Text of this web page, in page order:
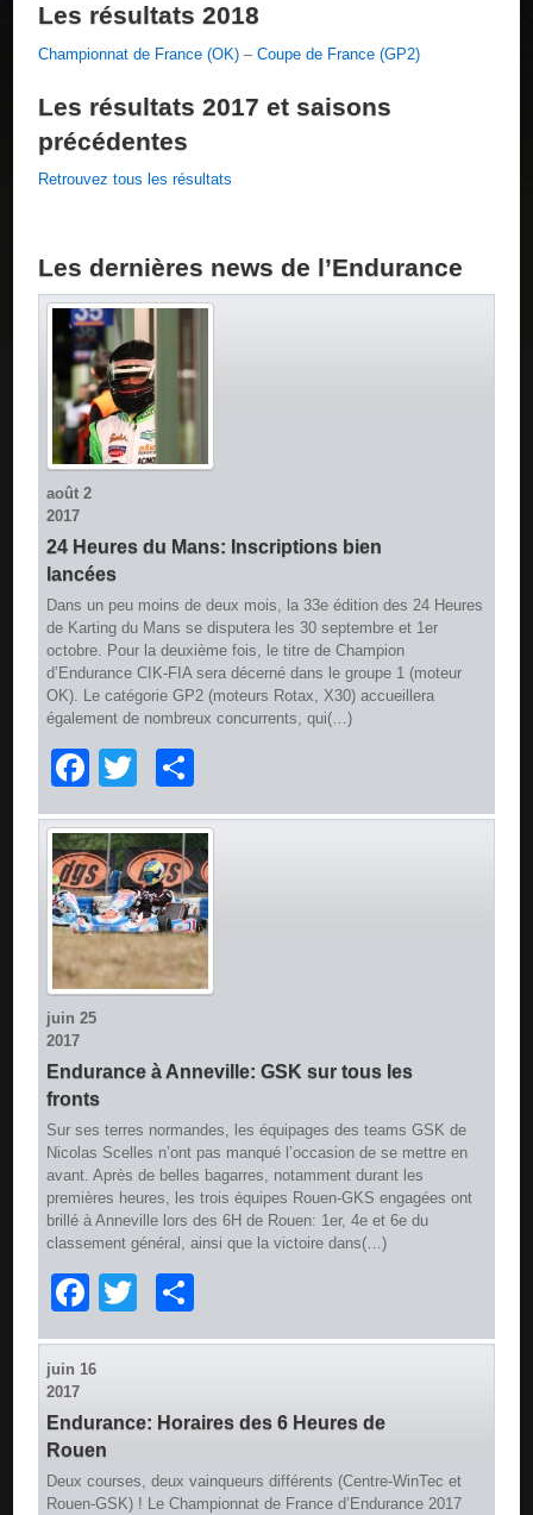
Les résultats 2018
Championnat de France (OK) –Coupe de France (GP2)
Les résultats 2017 et saisons
précédentes
Retrouvez tous les résultats
Les dernières news de l’Endurance
août 2
2017
24 Heures du Mans: Inscriptions bien
lancées
Dans un peu moins de deux mois, la 33e édition des 24 Heures
de Karting du Mans se disputera les 30 septembre et 1er
octobre. Pour la deuxième fois, le titre de Champion
d’Endurance CIK-FIA sera décerné dans le groupe 1 (moteur
OK). Le catégorie GP2 (moteurs Rotax, X30) accueillera
également de nombreux concurrents, qui(…)
Facebook
Twitter
juin 25
2017
Endurance à Anneville: GSK sur tous les
fronts
Sur ses terres normandes, les équipages des teams GSK de
Nicolas Scelles n’ont pas manqué l’occasion de se mettre en
avant. Après de belles bagarres, notamment durant les
premières heures, les trois équipes Rouen-GKS engagées ont
brillé à Anneville lors des 6H de Rouen: 1er, 4e et 6e du
classement général, ainsi que la victoire dans(…)
Facebook
Twitter
juin 16
2017
Endurance: Horaires des 6 Heures de
Rouen
Deux courses, deux vainqueurs différents (Centre-WinTec et
Rouen-GSK) ! Le Championnat de France d’Endurance 2017